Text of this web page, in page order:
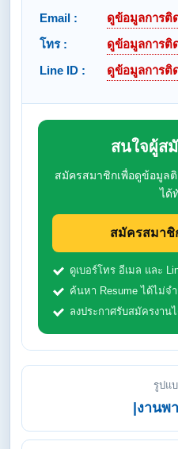
Email :
ดูข้อมูลการติ
โทร :
ดูข้อมูลการติ
Line ID :
ดูข้อมูลการติ
สนใจผู้ส
สมัครสมาชิกเพื่อดูข้อมูล
ได้
สมัครสมาชิ
ดูเบอร์โทร อีเมล และ
ค้นหา Resume ได้ไม่จ
ลงประกาศรับสมัครงาน
รูปแ
|งานพ